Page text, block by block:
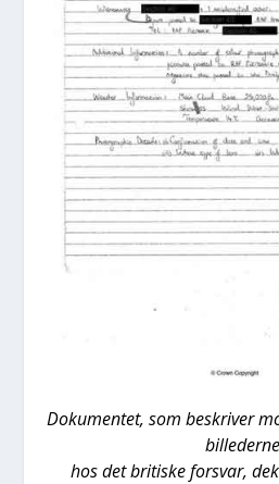
Doku­men­tet, som beskri­ver
bil­le­der­ne
hos det bri­ti­ske for­svar,